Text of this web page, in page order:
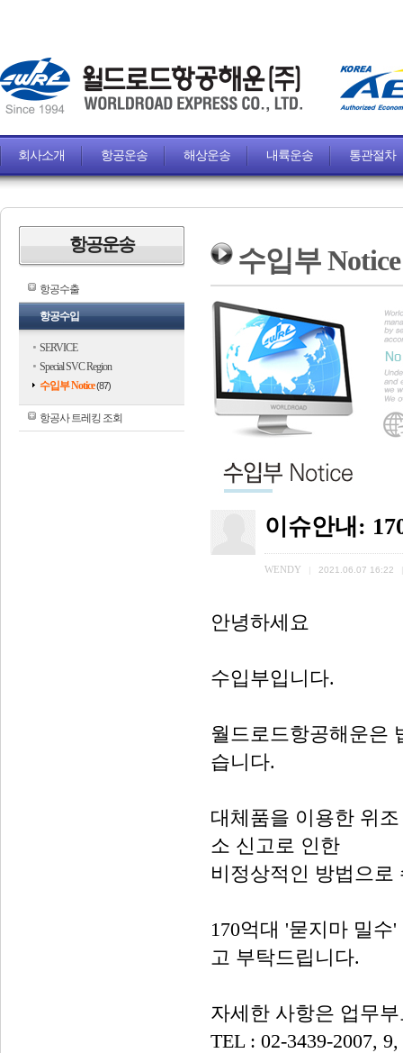
회사소개 항공운송 해상운송 내륙운송 통관절차
항공운송
항공수출
항공수입
SERVICE
Special SVC Region
수입부 Notice(87)
항공사 트레킹 조회
수입부 Notice
이슈안내:
WENDY 2021.06.07 16:22
안녕하세요
수입부입니다.
월드로드항공해운은
습니다.
대체품을 이용한 위
소 신고로 인한
비정상적인 방법으
170억대 '묻지마 밀
고 부탁드립니다.
자세한 사항은 업무
TEL : 02-3439-2007,